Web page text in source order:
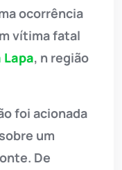
ocorrência
vítima fatal
Lapa, n região
foi acionada
um
De